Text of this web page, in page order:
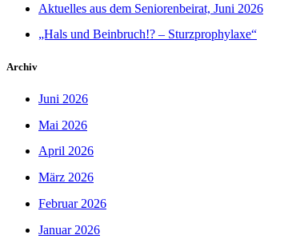
Aktuelles aus dem Seniorenbeirat, Juni 2026
„Hals und Beinbruch!? – Sturzprophylaxe“
Archiv
Juni 2026
Mai 2026
April 2026
März 2026
Februar 2026
Januar 2026